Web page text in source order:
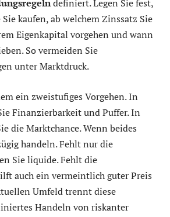
definiert. Legen Sie fest,
kaufen, ab welchem Zinssatz Sie
Eigenkapital vorgehen und wann
So vermeiden Sie
unter Marktdruck.
ein zweistufiges Vorgehen. In
Finanzierbarkeit und Puffer. In
die Marktchance. Wenn beides
handeln. Fehlt nur die
Sie liquide. Fehlt die
auch ein vermeintlich guter Preis
Umfeld trennt diese
Handeln von riskanter